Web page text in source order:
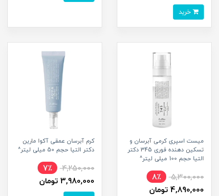
میست اسپری کرمی آبرسان و
تسکین دهنده فوری 345 دکتر
التیا حجم 100 میلی لیتر^
5,300,000
8٪
4,890,000 تومان
کرم آبرسان عمقی آکوا مارین
دکتر التیا حجم 50 میلی لیتر^
4,250,000
7٪
3,980,000 تومان